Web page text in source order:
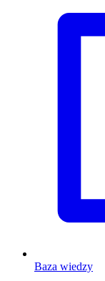
Baza wiedzy